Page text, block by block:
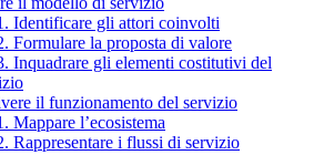
Identificare gli attori coinvolti
Formulare la proposta di valore
Inquadrare gli elementi costitutivi del
il funzionamento del servizio
Mappare l’ecosistema
Rappresentare i flussi di servizio